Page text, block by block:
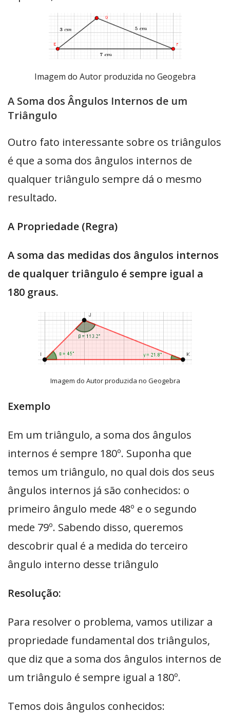
Imagem do Autor produzida no Geogebra
A Soma dos Ângulos Internos de um
Triângulo
Outro fato interessante sobre os triângulos
é que a soma dos ângulos internos de
qualquer triângulo sempre dá o mesmo
resultado.
A Propriedade (Regra)
A soma das medidas dos ângulos internos
de qualquer triângulo é sempre igual a
180 graus.
Imagem do Autor produzida no Geogebra
Exemplo
Em um triângulo, a soma dos ângulos
internos é sempre 180º. Suponha que
temos um triângulo, no qual dois dos seus
ângulos internos já são conhecidos: o
primeiro ângulo mede 48º e o segundo
mede 79º. Sabendo disso, queremos
descobrir qual é a medida do terceiro
ângulo interno desse triângulo
Resolução:
Para resolver o problema, vamos utilizar a
propriedade fundamental dos triângulos,
que diz que a soma dos ângulos internos de
um triângulo é sempre igual a 180º.
Temos dois ângulos conhecidos: